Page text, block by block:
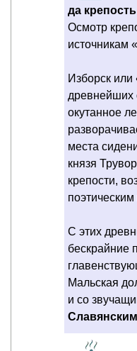
да
Осмотр
источникам
Изборск или
древнейших
окутанное
места
князя
крепости,
С этих
бескрайние
Мальская
и со